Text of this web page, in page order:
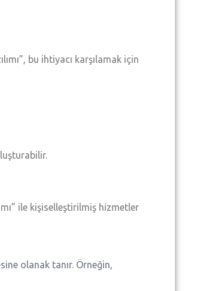
bu ihtiyacı karşılamak için
ile kişiselleştirilmiş hizmetler
olanak tanır. Örneğin,